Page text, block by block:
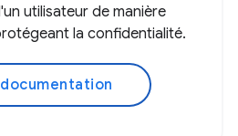
utilisateur de manière
la confidentialité.